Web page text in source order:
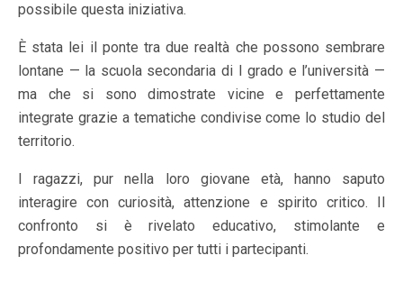
possibile questa iniziativa.
È stata lei il ponte tra due realtà che possono sembrare
lontane — la scuola secondaria di I grado e l’università —
ma che si sono dimostrate vicine e perfettamente
integrate grazie a tematiche condivise come lo studio del
territorio.
I ragazzi, pur nella loro giovane età, hanno saputo
interagire con curiosità, attenzione e spirito critico. Il
confronto si è rivelato educativo, stimolante e
profondamente positivo per tutti i partecipanti.